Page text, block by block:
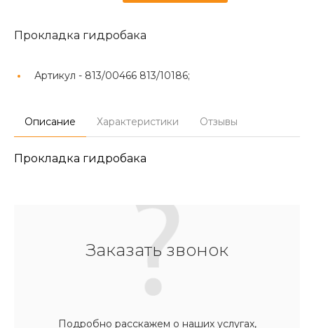
Прокладка гидробака
Артикул - 813/00466 813/10186;
Описание Характеристики Отзывы
Прокладка гидробака
Заказать звонок
Подробно расскажем о наших услугах,